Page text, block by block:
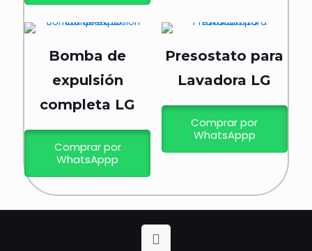
Bomba de
expulsión
completa LG
Comprar por
WhatsAppp
Presostato para
Lavadora LG
Comprar por
WhatsAppp